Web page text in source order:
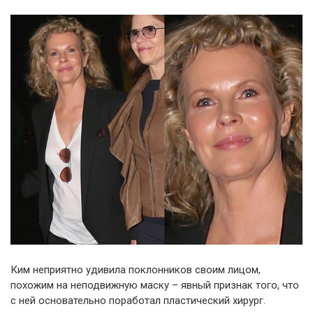
Ким неприятно удивила поклонников своим лицом,
похожим на неподвижную маску – явный признак того, что
с ней основательно поработал пластический хирург.